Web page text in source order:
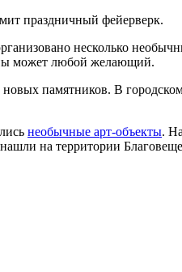
праздничный фейерверк.
несколько
может любой желающий.
памятников. В
необычные арт-объекты.
на территории